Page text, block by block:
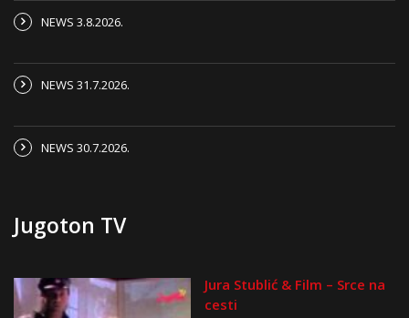
NEWS 3.8.2026.
NEWS 31.7.2026.
NEWS 30.7.2026.
Jugoton TV
Jura Stublić & Film – Srce na
cesti